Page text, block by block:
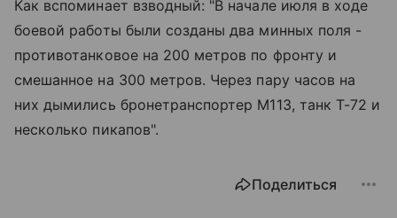
Как вспоминает взводный: "В начале июля в ходе
боевой работы были созданы два минных поля -
противотанковое на 200 метров по фронту и
смешанное на 300 метров. Через пару часов на
них дымились бронетранспортер М113, танк Т-72 и
несколько пикапов".
Поделиться